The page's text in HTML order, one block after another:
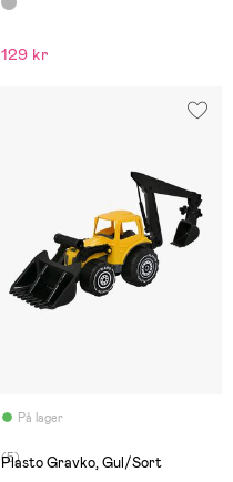
129 kr
På lager
(5)
Plasto Gravko, Gul/Sort